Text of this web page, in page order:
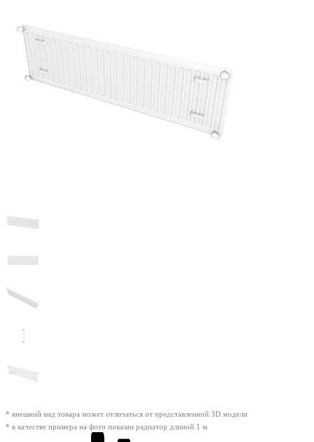
* внешний вид товара может отличаться от представленной 3D модели
* в качестве примера на фото показан радиатор длиной 1 м